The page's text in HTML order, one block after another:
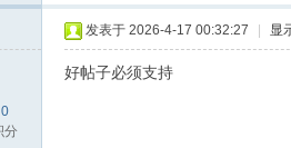
0
分
发表于 2026-4-17 00:32:27 显
好帖子必须支持